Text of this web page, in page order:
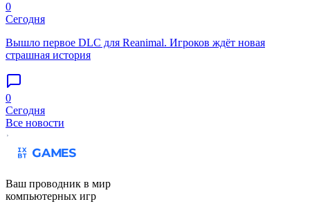
0
Сегодня
Вышло первое DLC для Reanimal. Игроков ждёт новая
страшная история
0
Сегодня
Все новости
Ваш проводник в мир
компьютерных игр